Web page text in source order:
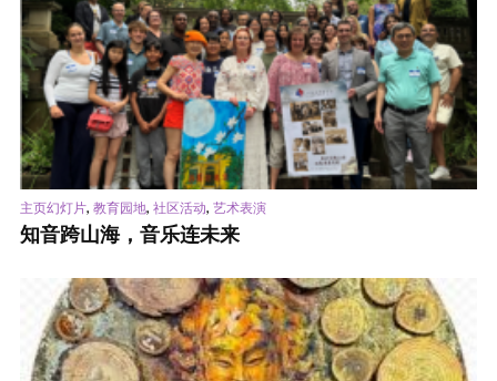
主页幻灯片, 教育园地, 社区活动, 艺术表演
知音跨山海，音乐连未来